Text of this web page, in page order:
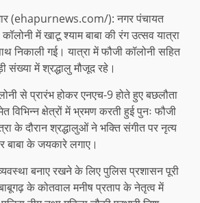
(ehapurnews.com/): नगर पंचायत
में खाटू श्याम बाबा की रंग उत्सव यात्रा
निकाली गई। यात्रा में फौजी कॉलोनी सहित
संख्या में श्रद्धालु मौजूद रहे।
से प्रारंभ होकर एनएच-9 होते हुए बछलौता
विभिन्न क्षेत्रों में भ्रमण करती हुई पुनः फौजी
के दौरान श्रद्धालुओं ने भक्ति संगीत पर नृत्य
के जयकारे लगाए।
बनाए रखने के लिए पुलिस प्रशासन पूरी
के कोतवाल मनीष प्रताप के नेतृत्व में